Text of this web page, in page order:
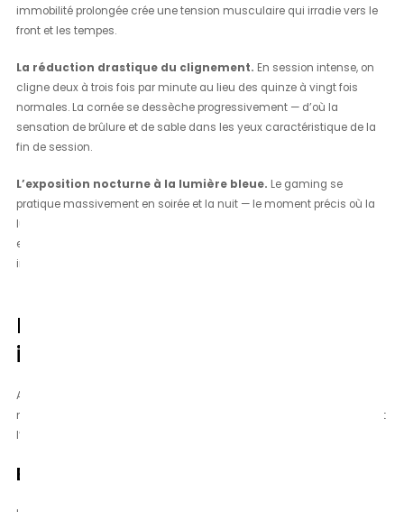
immobilité prolongée crée une tension musculaire qui irradie vers le
front et les tempes.
La réduction drastique du clignement. En session intense, on
cligne deux à trois fois par minute au lieu des quinze à vingt fois
normales. La cornée se dessèche progressivement — d’où la
sensation de brûlure et de sable dans les yeux caractéristique de la
fin de session.
L’exposition nocturne à la lumière bleue. Le gaming se
pratique massivement en soirée et la nuit — le moment précis où la
lumière bleue perturbe le plus la production de mélatonine. Résultat :
endormissement retardé, sommeil profond raccourci, récupération
incomplète.
Les réglages d’écran à ajuster
immédiatement
Avant même d’investir dans du matériel supplémentaire, plusieurs
réglages simples sur votre setup gaming réduisent significativement
l’exposition à la lumière bleue.
Baisser la luminosité en soirée